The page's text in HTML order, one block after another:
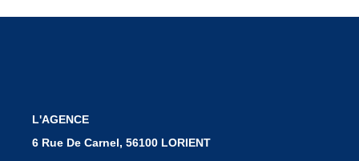
Notre Équipe
L'AGENCE
6 Rue De Carnel, 56100 LORIENT